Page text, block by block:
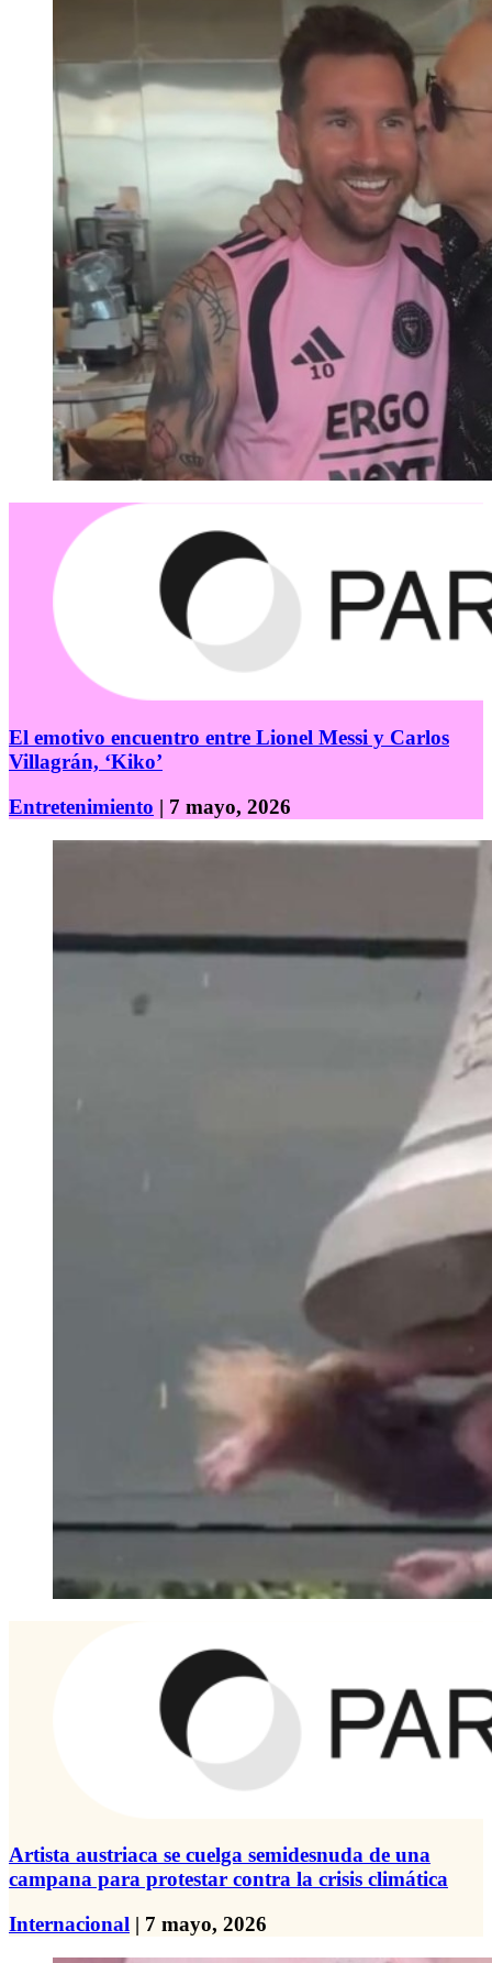
El emotivo encuentro entre Lionel Messi y Carlos
Villagrán, ‘Kiko’
Entretenimiento | 7 mayo, 2026
Artista austriaca se cuelga semidesnuda de una
campana para protestar contra la crisis climática
Internacional | 7 mayo, 2026